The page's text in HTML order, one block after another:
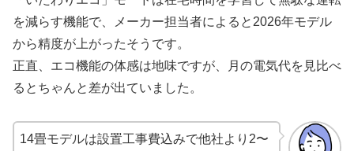
を減らす機能で、メーカー担当者によると2026年モデル
から精度が上がったそうです。
正直、エコ機能の体感は地味ですが、月の電気代を見比べ
るとちゃんと差が出ていました。
14畳モデルは設置工事費込みで他社より2〜